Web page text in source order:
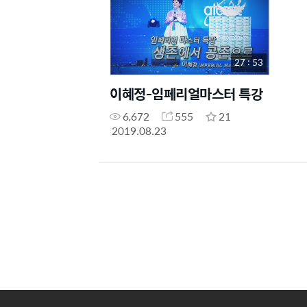
27 : 53
이혜정-임페리얼마스터 특강
6,672 555
21
2019.08.23